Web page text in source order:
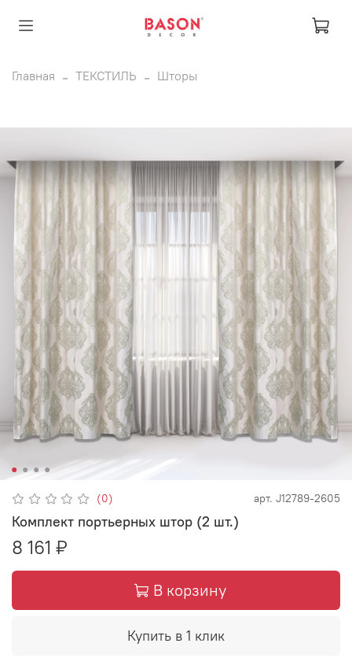
Главная ТЕКСТИЛЬ Шторы
(0) арт. J12789-2605
Комплект портьерных штор (2 шт.)
8 161 ₽
В корзину
Купить в 1 клик